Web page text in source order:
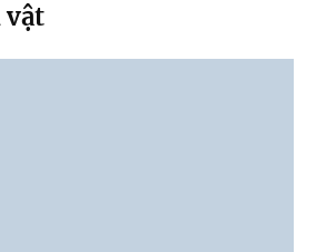
vật